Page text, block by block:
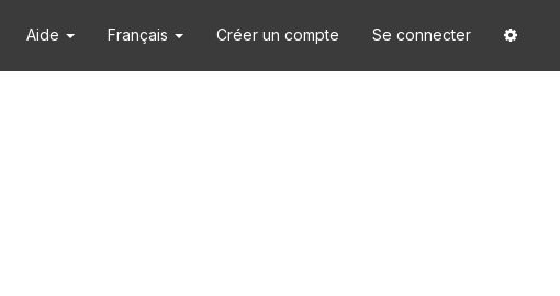
Aide Français Créer un compte Se connecter